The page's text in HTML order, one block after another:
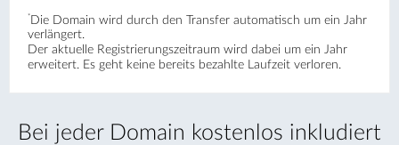
Bei jeder Domain kostenlos inkludiert
* Die Domain wird durch den Transfer automatisch um ein Jahr
verlängert.
Der aktuelle Registrierungs­zeitraum wird dabei um ein Jahr
erweitert. Es geht keine bereits bezahlte Laufzeit verloren.